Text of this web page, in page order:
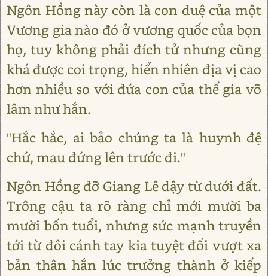
Ngôn Hồng này còn là con duệ của một
Vương gia nào đó ở vương quốc của bọn
họ, tuy không phải đích tử nhưng cũng
khá được coi trọng, hiển nhiên địa vị cao
hơn nhiều so với đứa con của thế gia võ
lâm như hắn.
"Hắc hắc, ai bảo chúng ta là huynh đệ
chứ, mau đứng lên trước đi."
Ngôn Hồng đỡ Giang Lê dậy từ dưới đất.
Trông cậu ta rõ ràng chỉ mới mười ba
mười bốn tuổi, nhưng sức mạnh truyền
tới từ đôi cánh tay kia tuyệt đối vượt xa
bản thân hắn lúc trưởng thành ở kiếp